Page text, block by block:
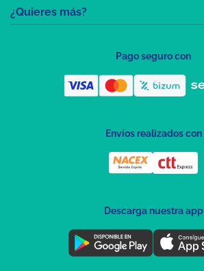
¿Quieres más?
Pago seguro con
Envíos realizados con
Descarga nuestra app